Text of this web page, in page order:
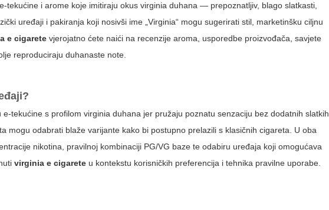
tekućine i arome koje imitiraju okus virginia duhana — prepoznatljiv, blago slatkasti,
uređaji i pakiranja koji nosivši ime „Virginia“ mogu sugerirati stil, marketinšku ciljnu
e cigarete vjerojatno ćete naići na recenzije aroma, usporedbe proizvođača, savjete
reproduciraju duhanaste note.
tekućine s profilom virginia duhana jer pružaju poznatu senzaciju bez dodatnih slatkih
mogu odabrati blaže varijante kako bi postupno prelazili s klasičnih cigareta. U oba
nikotina, pravilnoj kombinaciji PG/VG baze te odabiru uređaja koji omogućava
virginia e cigarete u kontekstu korisničkih preferencija i tehnika pravilne uporabe.